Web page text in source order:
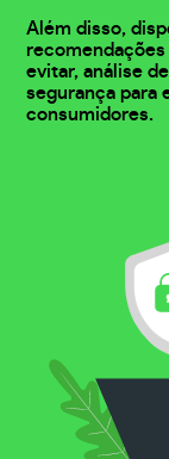
Além disso,
evitar, análise
segurança para
consumidores.